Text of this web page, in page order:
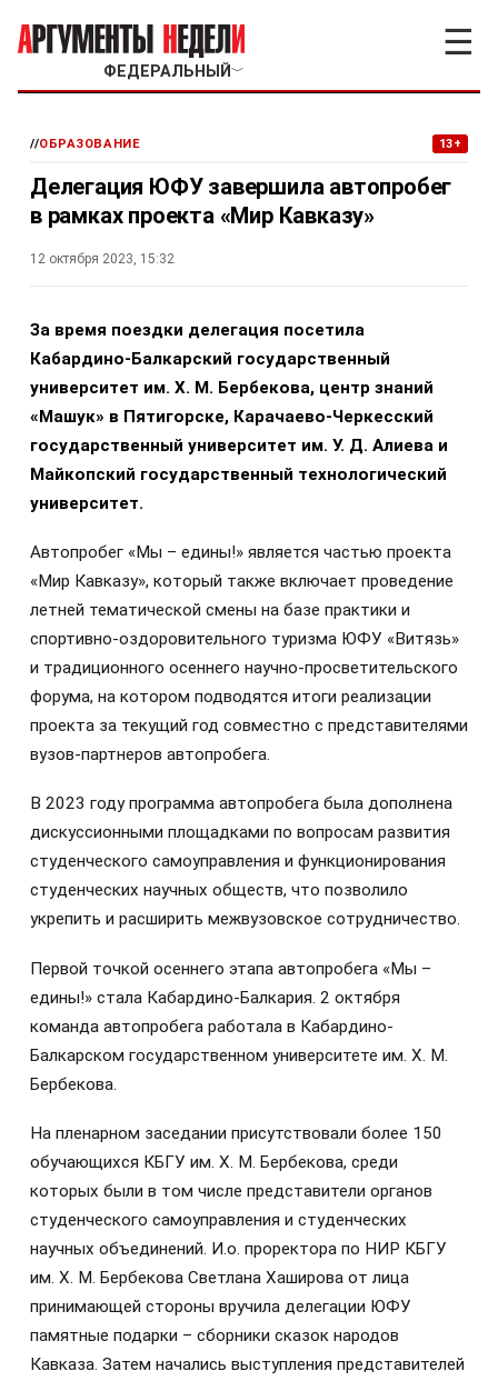
ФЕДЕРАЛЬНЫЙ ﹀
☰
//ОБРАЗОВАНИЕ 13+
Делегация ЮФУ завершила автопробег
в рамках проекта «Мир Кавказу»
12 октября 2023, 15:32
За время поездки делегация посетила
Кабардино-Балкарский государственный
университет им. Х. М. Бербекова, центр знаний
«Машук» в Пятигорске, Карачаево-Черкесский
государственный университет им. У. Д. Алиева и
Майкопский государственный технологический
университет.
Автопробег «Мы – едины!» является частью проекта
«Мир Кавказу», который также включает проведение
летней тематической смены на базе практики и
спортивно-оздоровительного туризма ЮФУ «Витязь»
и традиционного осеннего научно-просветительского
форума, на котором подводятся итоги реализации
проекта за текущий год совместно с представителями
вузов-партнеров автопробега.
В 2023 году программа автопробега была дополнена
дискуссионными площадками по вопросам развития
студенческого самоуправления и функционирования
студенческих научных обществ, что позволило
укрепить и расширить межвузовское сотрудничество.
Первой точкой осеннего этапа автопробега «Мы –
едины!» стала Кабардино-Балкария. 2 октября
команда автопробега работала в Кабардино-
Балкарском государственном университете им. Х. М.
Бербекова.
На пленарном заседании присутствовали более 150
обучающихся КБГУ им. Х. М. Бербекова, среди
которых были в том числе представители органов
студенческого самоуправления и студенческих
научных объединений. И.о. проректора по НИР КБГУ
им. Х. М. Бербекова Светлана Хаширова от лица
принимающей стороны вручила делегации ЮФУ
памятные подарки – сборники сказок народов
Кавказа. Затем начались выступления представителей